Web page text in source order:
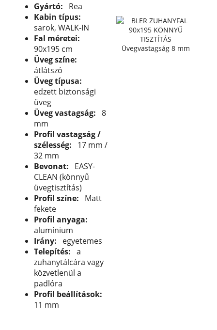
Gyártó:
Rea
Kabin típus:
sarok, WALK-IN
Fal méretei:
90x195 cm
Üveg színe:
átlátszó
Üveg típusa:
edzett biztonsági
üveg
Üveg vastagság: 8
mm
Profil vastagság /
szélesség:
17 mm /
32 mm
Bevonat:
EASY-
CLEAN (könnyű
üvegtisztítás)
Profil színe:
Matt
fekete
Profil anyaga:
alumínium
Irány:
egyetemes
Telepítés: a
zuhanytálcára vagy
közvetlenül a
padlóra
Profil beállítások:
11 mm